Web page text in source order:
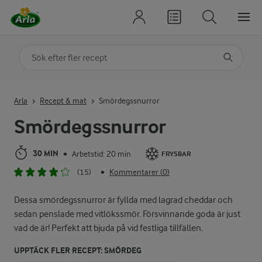
Smördegssnurror
30 MIN • Arbetstid: 20 min FRYSBAR
(15) • Kommentarer (0)
Dessa smördegssnurror är fyllda med lagrad cheddar och
sedan penslade med vitlökssmör. Försvinnande goda är just
vad de är! Perfekt att bjuda på vid festliga tillfällen.
UPPTÄCK FLER RECEPT: SMÖRDEG
Arla Recept & mat Smördegssnurror
Sök på kategori eller ingrediens